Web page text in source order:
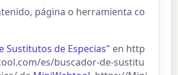
página o herramienta co
Sustitutos de Especias" en http
es/buscador-de-sustitu